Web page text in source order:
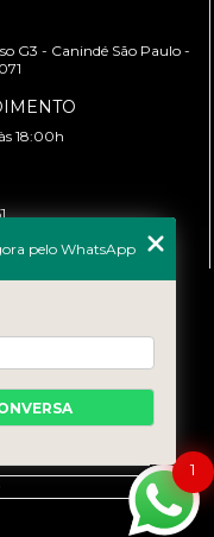
G3 - Canindé São Paulo -
18:00h
1
pelo WhatsApp